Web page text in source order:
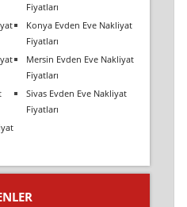
Fiyatları
Konya Evden Eve Nakliyat
Fiyatları
Mersin Evden Eve Nakliyat
Fiyatları
Sivas Evden Eve Nakliyat
Fiyatları